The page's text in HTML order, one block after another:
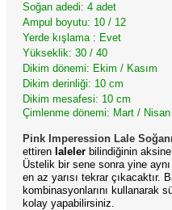
Soğan adedi: 4 adet
Ampul boyutu: 10 / 12
Yerde kışlama : Evet
Yükseklik: 30 / 40
Dikim dönemi: Ekim / Kasım
Dikim derinliği: 10 cm
Dikim mesafesi: 10 cm
Çimlenme dönemi: Mart / Nisan
Pink Imperession Lale Soğanı
ettiren laleler bilindiğinin
Üstelik bir sene sonra yine
en az yarısı tekrar çıkacaktır.
kombinasyonlarını kullanarak
kolay yapabilirsiniz.